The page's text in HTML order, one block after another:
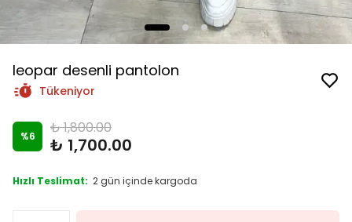
leopar desenli pantolon
Tükeniyor
%6 ₺ 1,800.00
₺ 1,700.00
Hızlı Teslimat: 2 gün içinde kargoda